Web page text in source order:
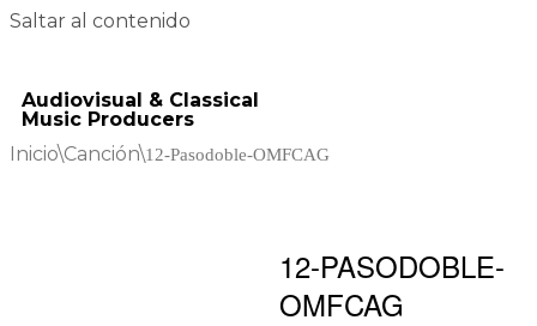
Saltar al contenido
Audiovisual & Classical
Music Producers
Inicio\Canción\12-Pasodoble-OMFCAG
12-PASODOBLE-
OMFCAG